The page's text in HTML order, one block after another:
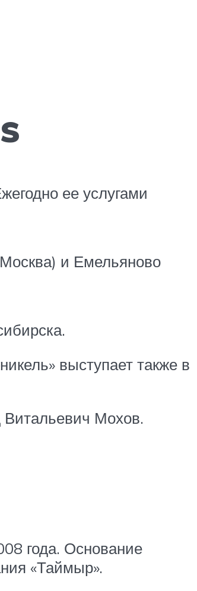
ее услугами
и Емельяново
выступает также в
Витальевич Мохов.
года. Основание
«Таймыр».